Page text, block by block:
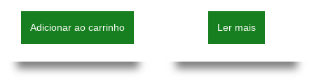
Adicionar ao carrinho Ler mais